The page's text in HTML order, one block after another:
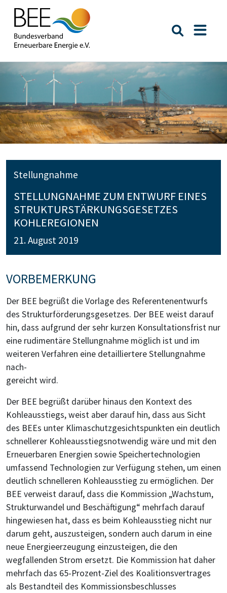
Suche
Stellungnahme
STELLUNGNAHME ZUM ENTWURF EINES
STRUKTURSTÄRKUNGSGESETZES
KOHLEREGIONEN
21. August 2019
VORBEMERKUNG
Der BEE begrüßt die Vorlage des Referentenentwurfs
des Strukturförderungsgesetzes. Der BEE weist darauf
hin, dass aufgrund der sehr kurzen Konsultationsfrist nur
eine rudimentäre Stellungnahme möglich ist und im
weiteren Verfahren eine detailliertere Stellungnahme
nach-
gereicht wird.
Der BEE begrüßt darüber hinaus den Kontext des
Kohleausstiegs, weist aber darauf hin, dass aus Sicht
des BEEs unter Klimaschutzgesichtspunkten ein deutlich
schnellerer Kohleausstiegsnotwendig wäre und mit den
Erneuerbaren Energien sowie Speichertechnologien
umfassend Technologien zur Verfügung stehen, um einen
deutlich schnelleren Kohleausstieg zu ermöglichen. Der
BEE verweist darauf, dass die Kommission „Wachstum,
Strukturwandel und Beschäftigung“ mehrfach darauf
hingewiesen hat, dass es beim Kohleausstieg nicht nur
darum geht, auszusteigen, sondern auch darum in eine
neue Energieerzeugung einzusteigen, die den
wegfallenden Strom ersetzt. Die Kommission hat daher
mehrfach das 65-Prozent-Ziel des Koalitionsvertrages
als Bestandteil des Kommissionsbeschlusses